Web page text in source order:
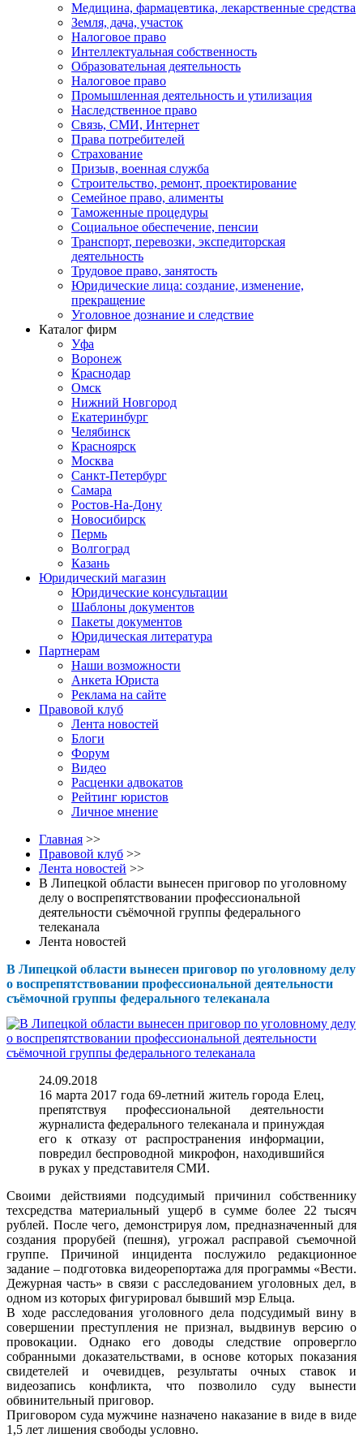
Медицина, фармацевтика, лекарственные средства
Земля, дача, участок
Налоговое право
Интеллектуальная собственность
Образовательная деятельность
Налоговое право
Промышленная деятельность и утилизация
Наследственное право
Связь, СМИ, Интернет
Права потребителей
Страхование
Призыв, военная служба
Строительство, ремонт, проектирование
Семейное право, алименты
Таможенные процедуры
Социальное обеспечение, пенсии
Транспорт, перевозки, экспедиторская
деятельность
Трудовое право, занятость
Юридические лица: создание, изменение,
прекращение
Уголовное дознание и следствие
Каталог фирм
Уфа
Воронеж
Краснодар
Омск
Нижний Новгород
Екатеринбург
Челябинск
Красноярск
Москва
Санкт-Петербург
Самара
Ростов-На-Дону
Новосибирск
Пермь
Волгоград
Казань
Юридический магазин
Юридические консультации
Шаблоны документов
Пакеты документов
Юридическая литература
Партнерам
Наши возможности
Анкета Юриста
Реклама на сайте
Правовой клуб
Лента новостей
Блоги
Форум
Видео
Расценки адвокатов
Рейтинг юристов
Личное мнение
Главная >>
Правовой клуб >>
Лента новостей >>
В Липецкой области вынесен приговор по уголовному
делу о воспрепятствовании профессиональной
деятельности съёмочной группы федерального
телеканала
Лента новостей
В Липецкой области вынесен приговор по уголовному делу
о воспрепятствовании профессиональной деятельности
съёмочной группы федерального телеканала
24.09.2018
16 марта 2017 года 69-летний житель города Елец,
препятствуя профессиональной деятельности
журналиста федерального телеканала и принуждая
его к отказу от распространения информации,
повредил беспроводной микрофон, находившийся
в руках у представителя СМИ.
Своими действиями подсудимый причинил собственнику
техсредства материальный ущерб в сумме более 22 тысяч
рублей. После чего, демонстрируя лом, предназначенный для
создания прорубей (пешня), угрожал расправой съемочной
группе. Причиной инцидента послужило редакционное
задание – подготовка видеорепортажа для программы «Вести.
Дежурная часть» в связи с расследованием уголовных дел, в
одном из которых фигурировал бывший мэр Ельца.
В ходе расследования уголовного дела подсудимый вину в
совершении преступления не признал, выдвинув версию о
провокации. Однако его доводы следствие опровергло
собранными доказательствами, в основе которых показания
свидетелей и очевидцев, результаты очных ставок и
видеозапись конфликта, что позволило суду вынести
обвинительный приговор.
Приговором суда мужчине назначено наказание в виде в виде
1,5 лет лишения свободы условно.